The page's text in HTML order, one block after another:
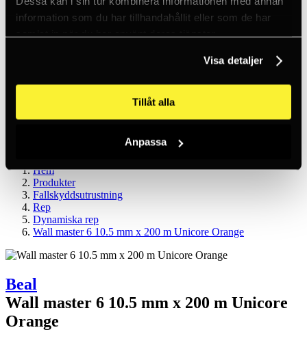
information som du har tillhandahållit eller som de har
samlat in när du har använt deras tjänster.
Visa detaljer
Tillåt alla
Anpassa
C2 Tactical
Utrustning
SV / SEK
Kundtjänst
Hem
Produkter
Fallskyddsutrustning
Rep
Dynamiska rep
Wall master 6 10.5 mm x 200 m Unicore Orange
Beal
Wall master 6 10.5 mm x 200 m Unicore
Orange